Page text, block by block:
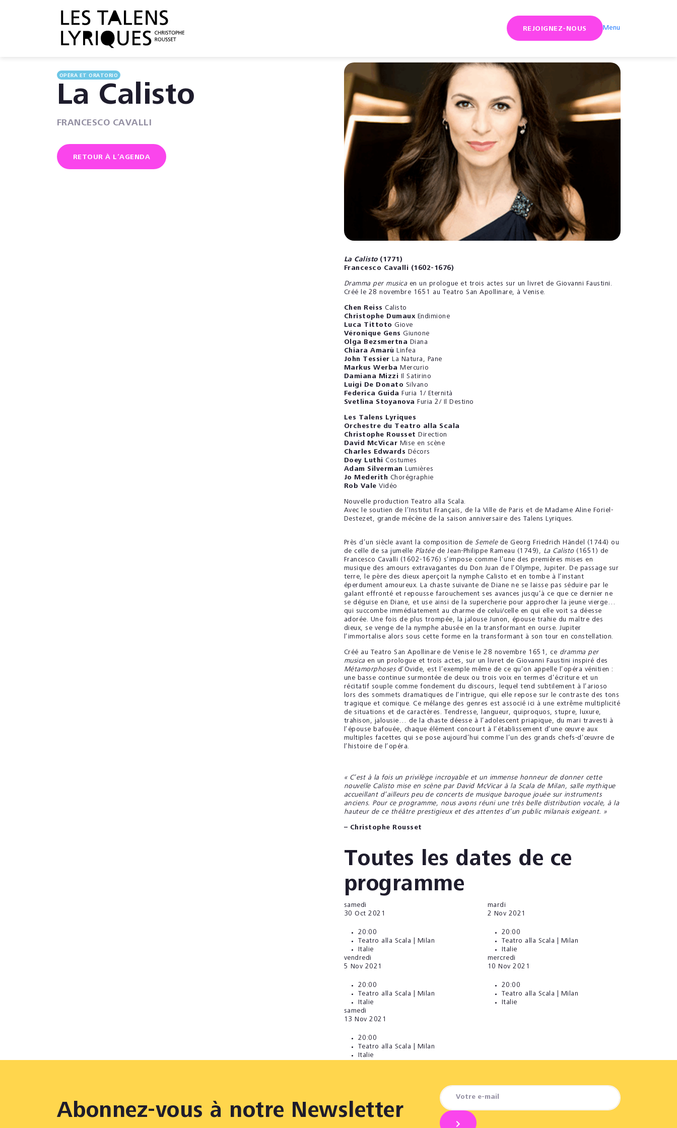
REJOIGNEZ-NOUS Menu
OPÉRA ET ORATORIO
La Calisto
FRANCESCO CAVALLI
RETOUR À L’AGENDA
La Calisto (1771)
Francesco Cavalli (1602-1676)
Dramma per musica en un prologue et trois actes sur un livret de Giovanni Faustini.
Créé le 28 novembre 1651 au Teatro San Apollinare, à Venise.
Chen Reiss Calisto
Christophe Dumaux Endimione
Luca Tittoto Giove
Véronique Gens Giunone
Olga Bezsmertna Diana
Chiara Amarù Linfea
John Tessier La Natura, Pane
Markus Werba Mercurio
Damiana Mizzi
Il Satirino
Luigi De Donato Silvano
Federica Guida Furia 1/ Eternità
Svetlina Stoyanova Furia 2/ Il Destino
Les Talens Lyriques
Orchestre du Teatro alla Scala
Christophe Rousset Direction
David McVicar Mise en scène
Charles Edwards Décors
Doey Luthi Costumes
Adam Silverman Lumières
Jo Mederith Chorégraphie
Rob Vale Vidéo
Nouvelle production Teatro alla Scala.
Avec le soutien de l’Institut Français, de la Ville de Paris et de Madame Aline Foriel-
Destezet, grande mécène de la saison anniversaire des Talens Lyriques.
Près d’un siècle avant la composition de Semele de Georg Friedrich Händel (1744) ou
de celle de sa jumelle Platée de Jean-Philippe Rameau (1749), La Calisto (1651) de
Francesco Cavalli (1602-1676) s’impose comme l’une des premières mises en
musique des amours extravagantes du Don Juan de l’Olympe, Jupiter. De passage sur
terre, le père des dieux aperçoit la nymphe Calisto et en tombe à l’instant
éperdument amoureux. La chaste suivante de Diane ne se laisse pas séduire par le
galant effronté et repousse farouchement ses avances jusqu’à ce que ce dernier ne
se déguise en Diane, et use ainsi de la supercherie pour approcher la jeune vierge…
qui succombe immédiatement au charme de celui/celle en qui elle voit sa déesse
adorée. Une fois de plus trompée, la jalouse Junon, épouse trahie du maître des
dieux, se venge de la nymphe abusée en la transformant en ourse. Jupiter
l’immortalise alors sous cette forme en la transformant à son tour en constellation.
Créé au Teatro San Apollinare de Venise le 28 novembre 1651, ce dramma per
musica en un prologue et trois actes, sur un livret de Giovanni Faustini inspiré des
Métamorphoses d’Ovide, est l’exemple même de ce qu’on appelle l’opéra vénitien :
une basse continue surmontée de deux ou trois voix en termes d’écriture et un
récitatif souple comme fondement du discours, lequel tend subtilement à l’arioso
lors des sommets dramatiques de l’intrigue, qui elle repose sur le contraste des tons
tragique et comique. Ce mélange des genres est associé ici à une extrême multiplicité
de situations et de caractères. Tendresse, langueur, quiproquos, stupre, luxure,
trahison, jalousie… de la chaste déesse à l’adolescent priapique, du mari travesti à
l’épouse bafouée, chaque élément concourt à l’établissement d’une œuvre aux
multiples facettes qui se pose aujourd’hui comme l’un des grands chefs-d’œuvre de
l’histoire de l’opéra.
« C’est à la fois un privilège incroyable et un immense honneur de donner cette
nouvelle Calisto mise en scène par David McVicar à la Scala de Milan, salle mythique
accueillant d’ailleurs peu de concerts de musique baroque jouée sur instruments
anciens. Pour ce programme, nous avons réuni une très belle distribution vocale, à la
hauteur de ce théâtre prestigieux et des attentes d’un public milanais exigeant. »
– Christophe Rousset
Toutes les dates de ce
programme
samedi
30 Oct 2021
20:00
Teatro alla Scala | Milan
Italie
mardi
2 Nov 2021
20:00
Teatro alla Scala | Milan
Italie
vendredi
5
Nov 2021
20:00
Teatro alla Scala | Milan
Italie
mercredi
10 Nov 2021
20:00
Teatro alla Scala | Milan
Italie
samedi
13 Nov 2021
20:00
Teatro alla Scala | Milan
Italie
Abonnez-vous à notre Newsletter